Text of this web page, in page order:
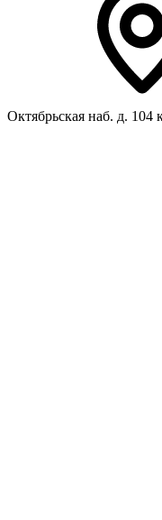
Октябрьская наб. д. 104